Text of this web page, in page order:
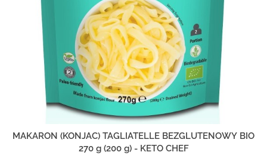
MAKARON (KONJAC) TAGLIATELLE BEZGLUTENOWY BIO
270 g (200 g) - KETO CHEF